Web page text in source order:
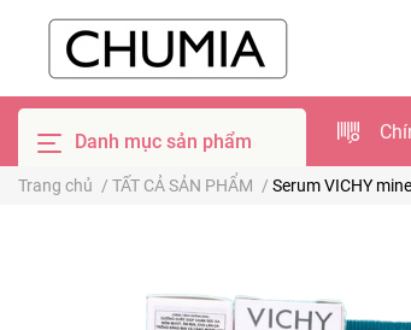
Danh mục sản phẩm
Trang chủ / TẤT CẢ SẢN PHẨM / Serum VICHY